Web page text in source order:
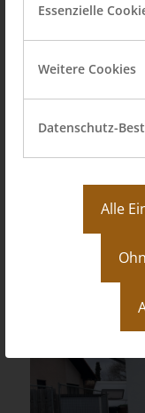
Essenzielle
Weitere Cookies
Datenschutz-
Alle
Erweiterung
Lampertheim